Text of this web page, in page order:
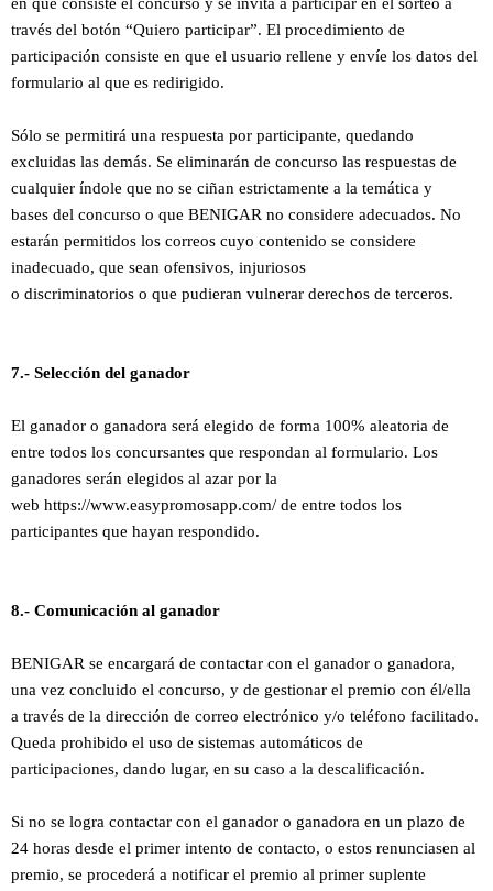
través del botón “Quiero participar”. El procedimiento de
participación consiste en que el usuario rellene y envíe los datos del
formulario al que es redirigido.
Sólo se permitirá una respuesta por participante, quedando
excluidas las demás. Se eliminarán de concurso las respuestas de
cualquier índole que no se ciñan estrictamente a la temática y
bases del concurso o que BENIGAR no considere adecuados. No
estarán permitidos los correos cuyo contenido se considere
inadecuado, que sean ofensivos, injuriosos
o discriminatorios o que pudieran vulnerar derechos de terceros.
7.- Selección del ganador
El ganador o ganadora será elegido de forma 100% aleatoria de
entre todos los concursantes que respondan al formulario. Los
ganadores serán elegidos al azar por la
web https://www.easypromosapp.com/ de entre todos los
participantes que hayan respondido.
8.- Comunicación al ganador
BENIGAR se encargará de contactar con el ganador o ganadora,
una vez concluido el concurso, y de gestionar el premio con él/ella
a través de la dirección de correo electrónico y/o teléfono facilitado.
Queda prohibido el uso de sistemas automáticos de
participaciones, dando lugar, en su caso a la descalificación.
Si no se logra contactar con el ganador o ganadora en un plazo de
24 horas desde el primer intento de contacto, o estos renunciasen al
premio, se procederá a notificar el premio al primer suplente